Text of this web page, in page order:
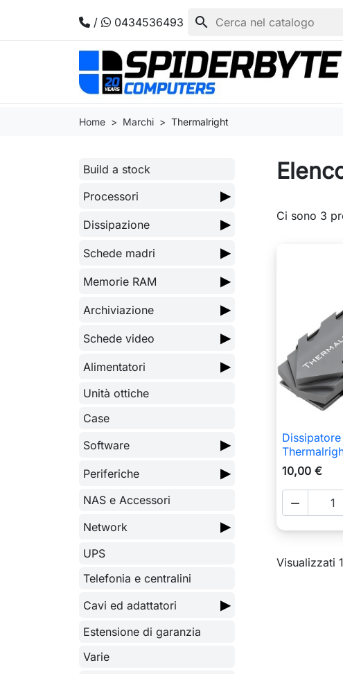
/ 0434536493 search
Home Marchi Thermalright
Build a stock
Processori
▶
Dissipazione ▶
Schede madri ▶
Memorie RAM ▶
Archiviazione ▶
Schede video ▶
Alimentatori ▶
Unità ottiche
Case
Software
▶
Periferiche ▶
NAS e Accessori
Network
▶
UPS
Telefonia e centralini
Cavi ed adattatori
▶
Estensione di garanzia
Varie
Ci sono 3
10,00 €

Visualizzati